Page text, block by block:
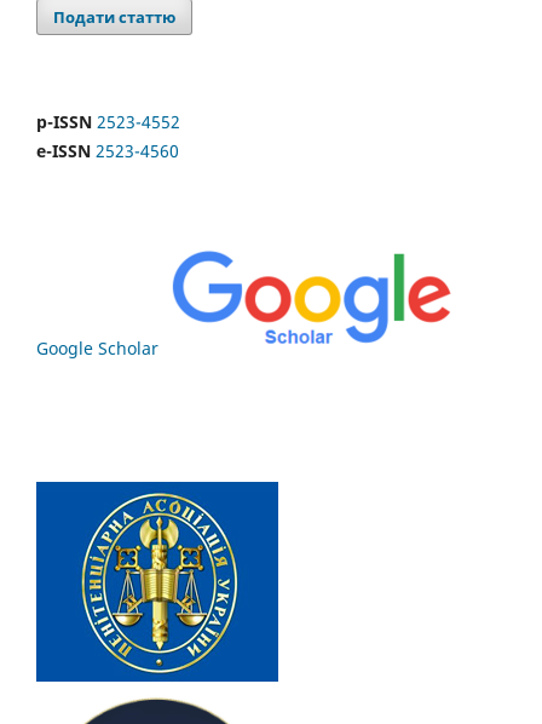
Подати статтю
p-ISSN 2523-4552
e-ISSN 2523-4560
Google Scholar